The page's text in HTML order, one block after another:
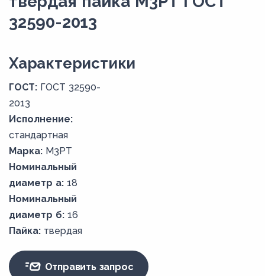
32590-2013
Xарактеристики
ГОСТ: ГОСТ 32590-
2013
Исполнение:
стандартная
Марка: М3РТ
Номинальный
диаметр а: 18
Номинальный
диаметр б: 16
Пайка: твердая
Отправить запрос